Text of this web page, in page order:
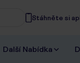
Stáhněte si
Další Nabídka